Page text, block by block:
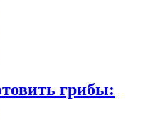
грибы: